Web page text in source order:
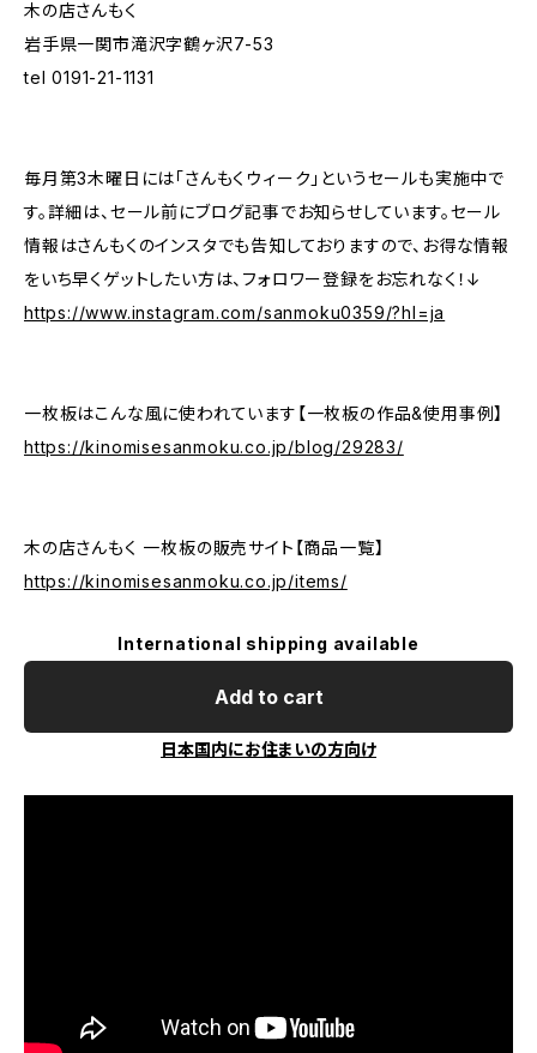
木の店さんもく
岩手県一関市滝沢字鶴ヶ沢7-53
tel 0191-21-1131
毎月第3木曜日には「さんもくウィーク」というセールも実施中で
す。詳細は、セール前にブログ記事でお知らせしています。セール
情報はさんもくのインスタでも告知しておりますので、お得な情報
をいち早くゲットしたい方は、フォロワー登録をお忘れなく！↓
https://www.instagram.com/sanmoku0359/?hl=ja
一枚板はこんな風に使われています【一枚板の作品&使用事例】
https://kinomisesanmoku.co.jp/blog/29283/
木の店さんもく 一枚板の販売サイト【商品一覧】
https://kinomisesanmoku.co.jp/items/
International shipping available
Add to cart
日本国内にお住まいの方向け